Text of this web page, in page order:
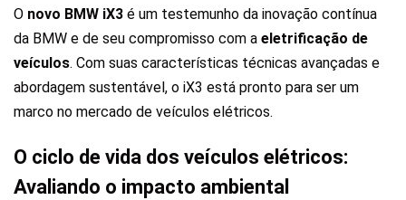
O novo BMW iX3 é um testemunho da inovação contínua
da BMW e de seu compromisso com a eletrificação de
veículos. Com suas características técnicas avançadas e
abordagem sustentável, o iX3 está pronto para ser um
marco no mercado de veículos elétricos.
O ciclo de vida dos veículos elétricos:
Avaliando o impacto ambiental